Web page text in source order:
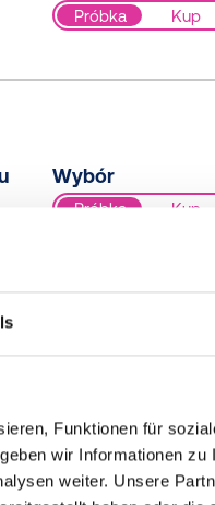
Funktionen für
wir Informationen zu
weiter. Unsere
Próbka Kup
Wybór
Próbka Kup